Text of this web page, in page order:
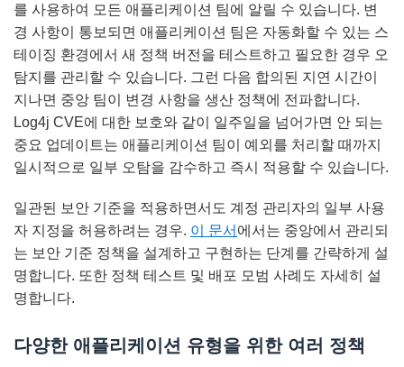
를 사용하여 모든 애플리케이션 팀에 알릴 수 있습니다. 변
경 사항이 통보되면 애플리케이션 팀은 자동화할 수 있는 스
테이징 환경에서 새 정책 버전을 테스트하고 필요한 경우 오
탐지를 관리할 수 있습니다. 그런 다음 합의된 지연 시간이
지나면 중앙 팀이 변경 사항을 생산 정책에 전파합니다.
Log4j CVE에 대한 보호와 같이 일주일을 넘어가면 안 되는
중요 업데이트는 애플리케이션 팀이 예외를 처리할 때까지
일시적으로 일부 오탐을 감수하고 즉시 적용할 수 있습니다.
일관된 보안 기준을 적용하면서도 계정 관리자의 일부 사용
자 지정을 허용하려는 경우. 이 문서 에서는 중앙에서 관리되
는 보안 기준 정책을 설계하고 구현하는 단계를 간략하게 설
명합니다. 또한 정책 테스트 및 배포 모범 사례도 자세히 설
명합니다.
다양한 애플리케이션 유형을 위한 여러 정책